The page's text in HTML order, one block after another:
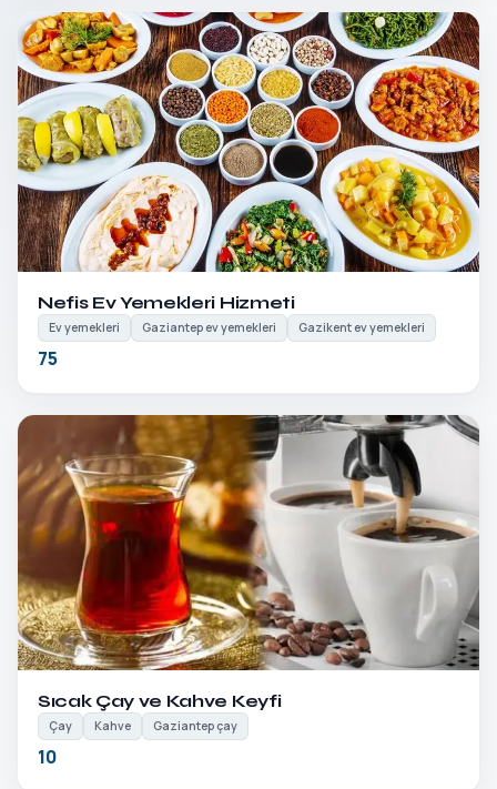
Detayları Gör
Nefis Ev Yemekleri Hizmeti
Ev yemekleri Gaziantep ev yemekleri Gazikent ev yemekleri
75
Detayları Gör
Sıcak Çay ve Kahve Keyfi
Çay Kahve Gaziantep çay
10